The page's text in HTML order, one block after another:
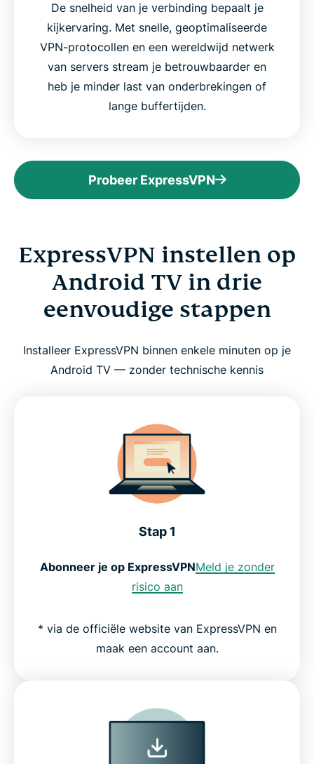
De snelheid van je verbinding bepaalt je
kijkervaring. Met snelle, geoptimaliseerde
VPN-protocollen en een wereldwijd netwerk
van servers stream je betrouwbaarder en
heb je minder last van onderbrekingen of
lange buffertijden.
Probeer ExpressVPN
ExpressVPN instellen op
Android TV in drie
eenvoudige stappen
Installeer ExpressVPN binnen enkele minuten op je
Android TV — zonder technische kennis
Stap 1
Abonneer je op ExpressVPNMeld je zonder
risico aan
* via de officiële website van ExpressVPN en
maak een account aan.